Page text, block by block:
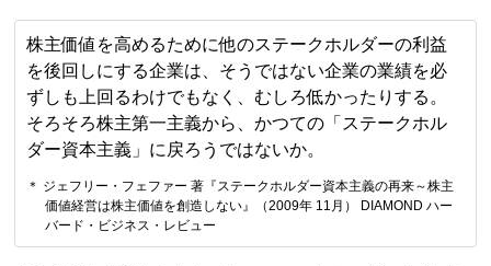
株主価値を高めるために他のステークホルダーの利益
を後回しにする企業は、そうではない企業の業績を必
ずしも上回るわけでもなく、むしろ低かったりする。
そろそろ株主第一主義から、かつての「ステークホル
ダー資本主義」に戻ろうではないか。
＊ ジェフリー・フェファー 著『ステークホルダー資本主義の再来～株主
価値経営は株主価値を創造しない』（2009年 11月） DIAMOND ハー
バード・ビジネス・レビュー